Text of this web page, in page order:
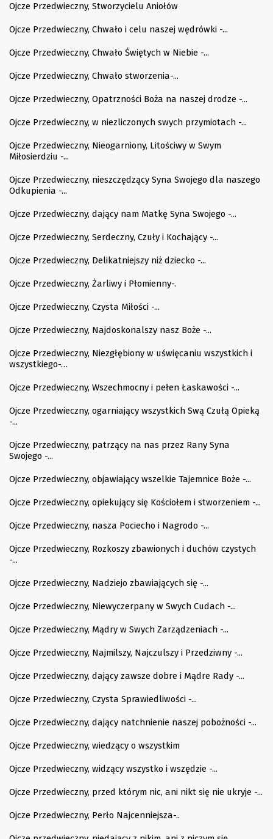
Ojcze Przedwieczny, Stworzycielu Aniołów
Ojcze Przedwieczny, Chwało i celu naszej wędrówki -...
Ojcze Przedwieczny, Chwało Świętych w Niebie -...
Ojcze Przedwieczny, Chwało stworzenia-...
Ojcze Przedwieczny, Opatrzności Boża na naszej drodze -...
Ojcze Przedwieczny, w niezliczonych swych przymiotach -...
Ojcze Przedwieczny, Nieogarniony, Litościwy w Swym
Miłosierdziu -...
Ojcze Przedwieczny, nieszczędzący Syna Swojego dla naszego
Odkupienia -...
Ojcze Przedwieczny, dający nam Matkę Syna Swojego -...
Ojcze Przedwieczny, Serdeczny, Czuły i Kochający -...
Ojcze Przedwieczny, Delikatniejszy niż dziecko -...
Ojcze Przedwieczny, Żarliwy i Płomienny-.
Ojcze Przedwieczny, Czysta Miłości -...
Ojcze Przedwieczny, Najdoskonalszy nasz Boże -...
Ojcze Przedwieczny, Niezgłębiony w uświęcaniu wszystkich i
wszystkiego-…
Ojcze Przedwieczny, Wszechmocny i pełen Łaskawości -...
Ojcze Przedwieczny, ogarniający wszystkich Swą Czułą Opieką
-...
Ojcze Przedwieczny, patrzący na nas przez Rany Syna
Swojego -...
Ojcze Przedwieczny, objawiający wszelkie Tajemnice Boże -...
Ojcze Przedwieczny, opiekujący się Kościołem i stworzeniem -...
Ojcze Przedwieczny, nasza Pociecho i Nagrodo -...
Ojcze Przedwieczny, Rozkoszy zbawionych i duchów czystych
-...
Ojcze Przedwieczny, Nadziejo zbawiających się -...
Ojcze Przedwieczny, Niewyczerpany w Swych Cudach -...
Ojcze Przedwieczny, Mądry w Swych Zarządzeniach -...
Ojcze Przedwieczny, Najmilszy, Najczulszy i Przedziwny -...
Ojcze Przedwieczny, dający zawsze dobre i Mądre Rady -...
Ojcze Przedwieczny, Czysta Sprawiedliwości -...
Ojcze Przedwieczny, dający natchnienie naszej pobożności -...
Ojcze Przedwieczny, wiedzący o wszystkim
Ojcze Przedwieczny, widzący wszystko i wszędzie -...
Ojcze Przedwieczny, przed którym nic, ani nikt się nie ukryje -...
Ojcze Przedwieczny, Perło Najcenniejsza-..